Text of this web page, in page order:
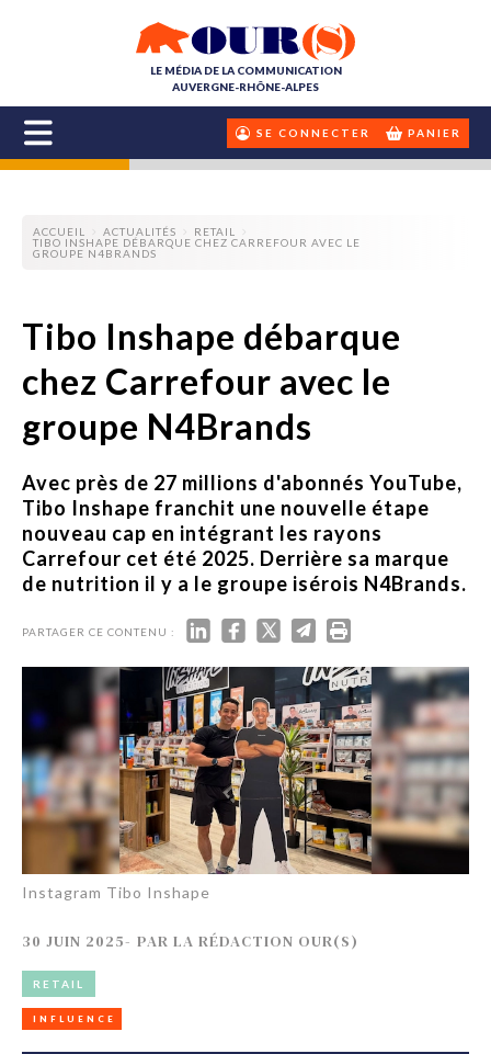
LE MÉDIA DE LA COMMUNICATION
AUVERGNE-RHÔNE-ALPES
SE CONNECTER PANIER
ACCUEIL ACTUALITÉS
RETAIL
TIBO INSHAPE DÉBARQUE CHEZ CARREFOUR AVEC LE
GROUPE N4BRANDS
Tibo Inshape débarque
chez Carrefour avec le
groupe N4Brands
Avec près de 27 millions d'abonnés YouTube,
Tibo Inshape franchit une nouvelle étape
nouveau cap en intégrant les rayons
Carrefour cet été 2025. Derrière sa marque
de nutrition il y a le groupe isérois N4Brands.
PARTAGER CE CONTENU :
Instagram Tibo Inshape
30 JUIN 2025- PAR LA RÉDACTION OUR(S)
RETAIL
INFLUENCE